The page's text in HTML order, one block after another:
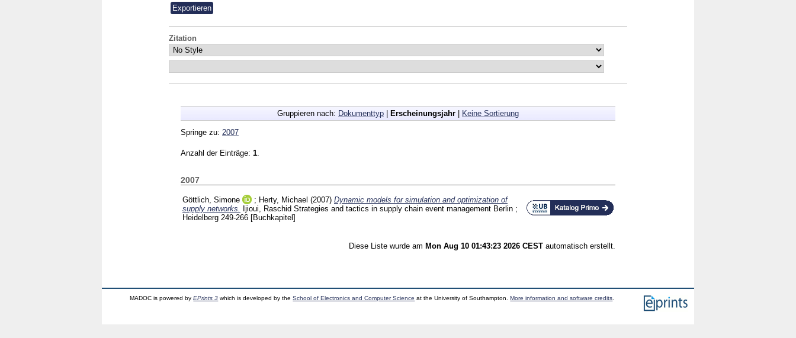
Zitation
Gruppieren nach: Dokumenttyp Erscheinungsjahr Keine Sortierung
Springe zu: 2007
Anzahl der Einträge: 1
2007
Göttlich, Simone ; Herty, Michael (2007) Dynamic models for simulation and optimization of
supply networks.
Ijioui, Raschid Strategies and tactics in supply chain event management Berlin ;
Heidelberg 249-266 [Buchkapitel]
Diese Liste wurde am Mon Aug 10 01:43:23 2026 CEST automatisch erstellt.
MADOC is powered byEPrints 3 which is developed by theSchool of Electronics and Computer Science at the University of Southampton.More information and software credits